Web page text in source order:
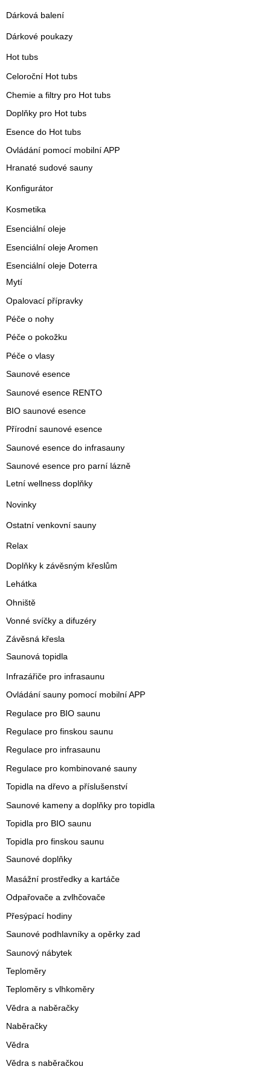
Dárková balení
Dárkové poukazy
Hot tubs
Celoroční Hot tubs
Chemie a filtry pro Hot tubs
Doplňky pro Hot tubs
Esence do Hot tubs
Ovládání pomocí mobilní APP
Hranaté sudové sauny
Konfigurátor
Kosmetika
Esenciální oleje
Esenciální oleje Aromen
Esenciální oleje Doterra
Mytí
Opalovací přípravky
Péče o nohy
Péče o pokožku
Péče o vlasy
Saunové esence
Saunové esence RENTO
BIO saunové esence
Přírodní saunové esence
Saunové esence do infrasauny
Saunové esence pro parní lázně
Letní wellness doplňky
Novinky
Ostatní venkovní sauny
Relax
Doplňky k závěsným křeslům
Lehátka
Ohniště
Vonné svíčky a difuzéry
Závěsná křesla
Saunová topidla
Infrazářiče pro infrasaunu
Ovládání sauny pomocí mobilní APP
Regulace pro BIO saunu
Regulace pro finskou saunu
Regulace pro infrasaunu
Regulace pro kombinované sauny
Topidla na dřevo a příslušenství
Saunové kameny a doplňky pro topidla
Topidla pro BIO saunu
Topidla pro finskou saunu
Saunové doplňky
Masážní prostředky a kartáče
Odpařovače a zvlhčovače
Přesýpací hodiny
Saunové podhlavníky a opěrky zad
Saunový nábytek
Teploměry
Teploměry s vlhkoměry
Vědra a naběračky
Naběračky
Vědra
Vědra s naběračkou